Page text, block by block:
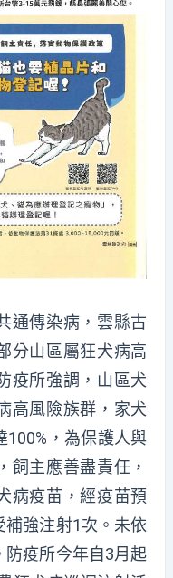
通傳染病，雲縣古
分山區屬狂犬病高
疫所強調，山區犬
高風險族群，家犬
100%，為保護人與
飼主應善盡責任，
病疫苗，經疫苗預
補強注射1次。未依
防疫所今年自3月起